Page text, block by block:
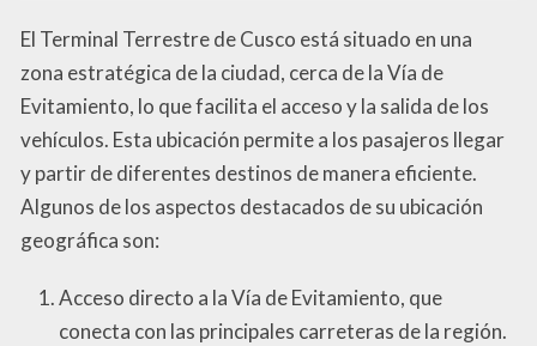
El Terminal Terrestre de Cusco está situado en una
zona estratégica de la ciudad, cerca de la Vía de
Evitamiento, lo que facilita el acceso y la salida de los
vehículos. Esta ubicación permite a los pasajeros llegar
y partir de diferentes destinos de manera eficiente.
Algunos de los aspectos destacados de su ubicación
geográfica son:
Acceso directo a la Vía de Evitamiento, que
conecta con las principales carreteras de la región.